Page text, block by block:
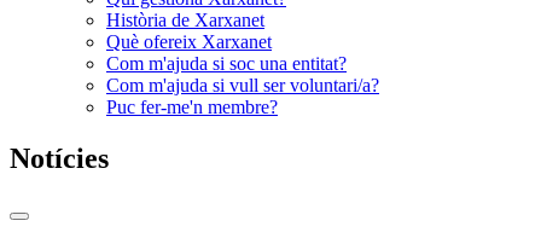
Història de Xarxanet
Què ofereix Xarxanet
Com m'ajuda si soc una entitat?
Com m'ajuda si vull ser voluntari/a?
Puc fer-me'n membre?
Notícies
Commutador